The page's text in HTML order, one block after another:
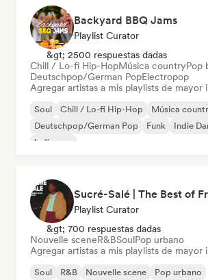
Backyard BBQ Jams
Playlist Curator
&gt; 2500 respuestas dadas
Chill / Lo-fi Hip-HopMúsica countryPop
Deutschpop/German PopElectropop
Agregar artistas a mis playlists de mayor
Soul Chill / Lo-fi Hip-Hop
Música
Deutschpop/German Pop
Funk Indie
Indie pop
Sucré-Salé | The Best of
Playlist Curator
&gt; 700 respuestas dadas
Nouvelle sceneR&BSoulPop urbano
Agregar artistas a mis playlists de mayor
Soul R&B Nouvelle scene Pop urbano